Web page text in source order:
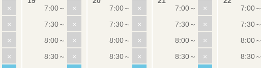
×
×
×
×
×
×
×
×
×
×
×
×
×
×
×
×